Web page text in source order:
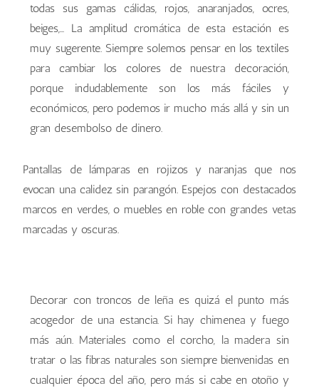
todas sus gamas cálidas, rojos, anaranjados, ocres,
beiges,… La amplitud cromática de esta estación es
muy sugerente. Siempre solemos pensar en los textiles
para cambiar los colores de nuestra decoración,
porque indudablemente son los más fáciles y
económicos, pero podemos ir mucho más allá y sin un
gran desembolso de dinero.
Pantallas de lámparas en rojizos y naranjas que nos
evocan una calidez sin parangón. Espejos con destacados
marcos en verdes, o muebles en roble con grandes vetas
marcadas y oscuras.
Decorar con troncos de leña es quizá el punto más
acogedor de una estancia. Si hay chimenea y fuego
más aún. Materiales como el corcho, la madera sin
tratar o las fibras naturales son siempre bienvenidas en
cualquier época del año, pero más si cabe en otoño y